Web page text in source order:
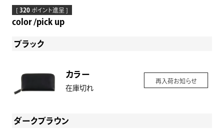
[ 320 ポイント進呈 ]
color pick up
ブラック
カラー
在庫切れ
再入荷お知らせ
ダークブラウン